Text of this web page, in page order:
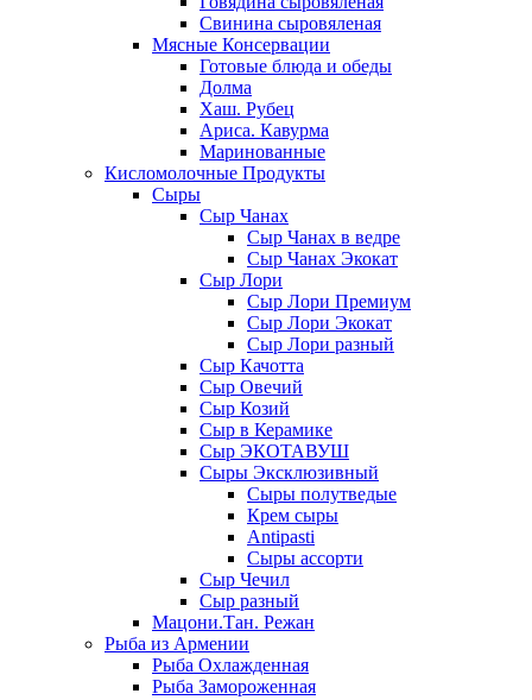
Свинина сыровяленая
Мясные Консервации
Готовые блюда и обеды
Долма
Хаш. Рубец
Ариса. Кавурма
Маринованные
Кисломолочные Продукты
Сыры
Сыр Чанах
Сыр Чанах в ведре
Сыр Чанах Экокат
Сыр Лори
Сыр Лори Премиум
Сыр Лори Экокат
Сыр Лори разный
Сыр Качотта
Сыр Овечий
Сыр Козий
Сыр в Керамике
Сыр ЭКОТАВУШ
Сыры Эксклюзивный
Сыры полутведые
Крем сыры
Antipasti
Сыры ассорти
Сыр Чечил
Сыр разный
Мацони.Тан. Режан
Рыба из Армении
Рыба Охлажденная
Рыба Замороженная